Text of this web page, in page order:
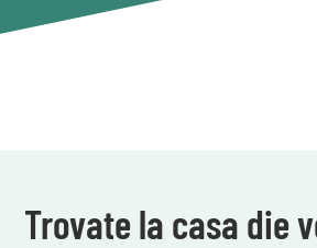
Trovate la casa die